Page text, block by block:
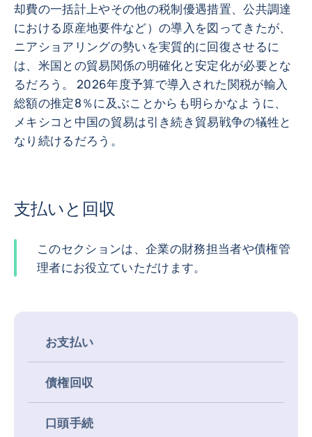
却費の一括計上やその他の税制優遇措置、公共調達
における原産地要件など）の導入を図ってきたが、
ニアショアリングの勢いを実質的に回復させるに
は、米国との貿易関係の明確化と安定化が必要とな
るだろう。 2026年度予算で導入された関税が輸入
総額の推定8％に及ぶことからも明らかなように、
メキシコと中国の貿易は引き続き貿易戦争の犠牲と
なり続けるだろう。
支払いと回収
このセクションは、企業の財務担当者や債権管
理者にお役立ていただけます。
お支払い
債権回収
口頭手続